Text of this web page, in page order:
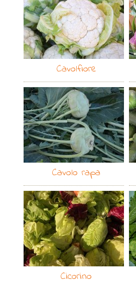
Cavolfiore
Cavolo rapa
Cicorino